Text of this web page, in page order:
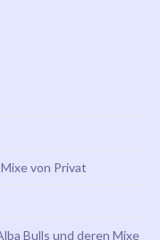
von Privat
Bulls und deren Mixe